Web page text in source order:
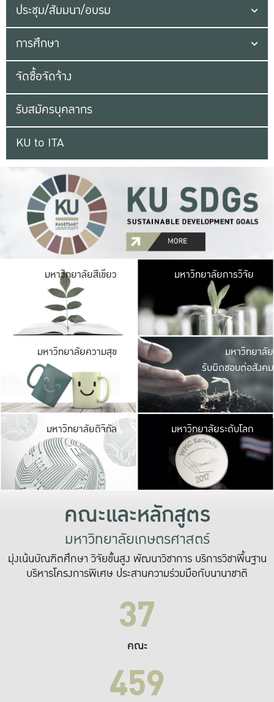
ประชุม/สัมมนา/อบรม
การศึกษา
จัดซื้อจัดจ้าง
รับสมัครบุคลากร
KU to ITA
มหาวิทยาลัยสีเขียว มหาวิ
มีพื้นที่เขียวสดใส
เป็นป่าในเมือง เกษต
มหาวิทยาลัยการวิจัย
มหาวิทยาลัยความสุข มหาวิ
ค
เปิดประ
และพบเรื่องราวใ
มหาวิทยาลัย
รับผิดชอบต่อสังคม
มหาวิทยาลัยดิจิทัล มหาวิ
เปลี่ยนแปลง แล
เพื่อทำง
ระบบสารสนเทศ
มหาวิทยาลัยระดับโลก
คณะและหลักสูตร
มหาวิทยาลัยเกษตรศาสตร์
มุ่งเน้นบัณฑิตศึกษา วิจัยขั้นสูง พัฒนาวิชาการ บริการวิชาพื้นฐาน
บริหารโครงการพิเศษ ประสานความร่วมมือกับนานาชาติ
37
คณะ
459